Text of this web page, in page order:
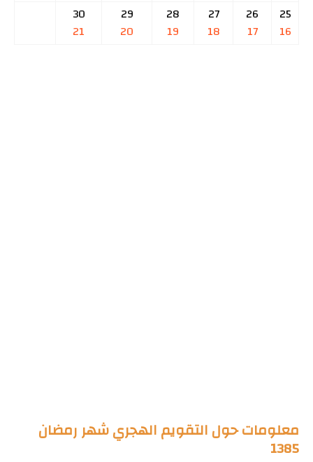
25
16
26
17
27
18
28
19
29
20
30
21
معلومات حول التقويم الهجري شهر رمضان
1385